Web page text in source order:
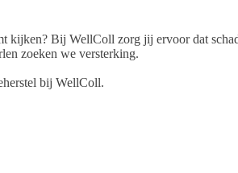
kijken? Bij WellColl zorg jij ervoor dat
zoeken we versterking.